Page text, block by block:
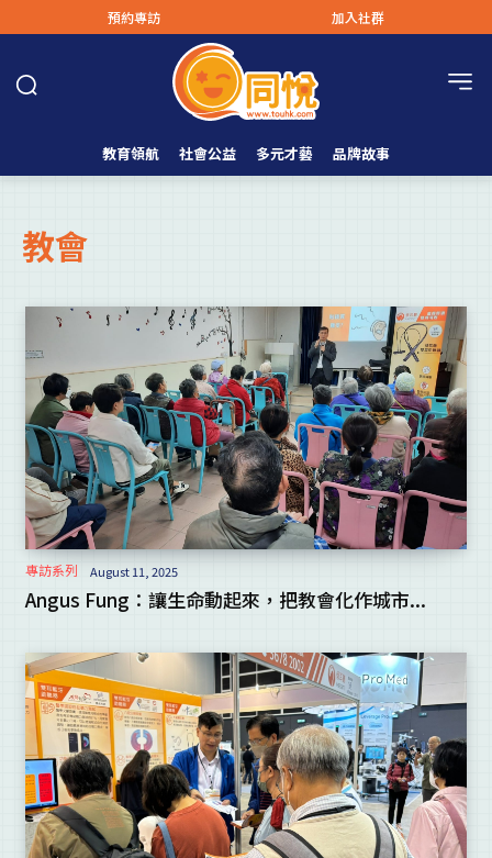
預約專訪 加入社群
教育領航 社會公益 多元才藝 品牌故事
教會
專訪系列 August 11, 2025
Angus Fung：讓生命動起來，把教會化作城市...